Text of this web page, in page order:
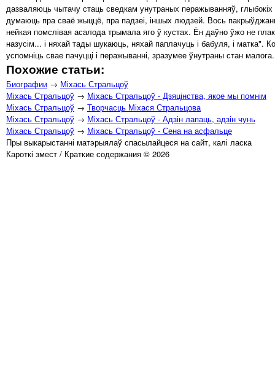
дазваляюць чытачу стаць сведкам унутраных перажыванняў, глыбокіх
думаюць пра сваё жыццё, пра падзеі, іншых людзей. Вось
нейкая помслівая асалода трымала яго ў кустах. Ён даўно ўжо не
назусім... і няхай тады шукаюць, няхай паплачуць і бабуля, і
успомніць свае пачуцці і перажыванні, зразумее ўнутраны стан
Похожие статьи:
Биографии → Міхась Стральцоў
Міхась Стральцоў → Міхась Стральцоў - Дзяцінства, якое мы помнім
Міхась Стральцоў → Творчасць Міхася Стральцова
Міхась Стральцоў → Міхась Стральцоў - Адзін лапаць, адзін чунь
Міхась Стральцоў → Міхась Стральцоў - Сена на асфальце
Пры выкарыстанні матэрыялаў спасылайцеся на сайт, калі ласка
Кароткі змест / Краткие содержания © 2026